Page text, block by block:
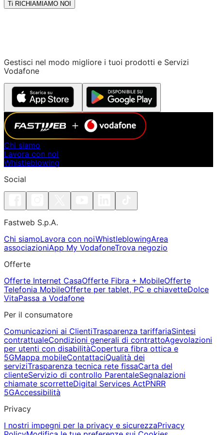
Ti RICHIAMIAMO NOI
Gestisci nel modo migliore i tuoi prodotti e Servizi
Vodafone
Chi siamo
Lavora con noi
Whistleblowing
Social
Fastweb S.p.A.
Chi siamoLavora con noiWhistleblowingArea
associazioniApp My VodafoneTrova negozio
Offerte
Offerte Internet CasaOfferte Fibra + MobileOfferte
Telefonia MobileOfferte per tablet, PC e chiavetteDolce
VitaPassa a Vodafone
Per il consumatore
Comunicazioni ai ClientiTrasparenza tariffariaSintesi
contrattualeCondizioni generali di contrattoAgevolazioni
per utenti con disabilitàCopertura fibra ottica e
5GMappa mobileContattaciQualità dei
serviziTrasparenza tecnica rete fissaCarta del
clienteServizio di controllo ParentaleSegnalazioni
chiamate scorretteDigital Services ActPNRR
5GAccessibilità
Privacy
I nostri impegni per la privacy e sicurezzaPrivacy